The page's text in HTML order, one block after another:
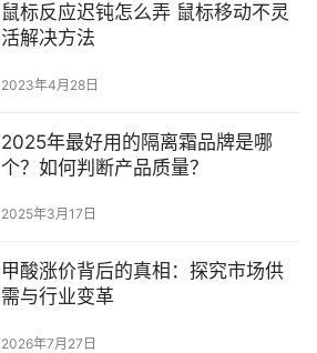
鼠标反应迟钝怎么弄 鼠标移动不灵
活解决方法
2023年4月28日
2025年最好用的隔离霜品牌是哪
个？如何判断产品质量？
2025年3月17日
甲酸涨价背后的真相：探究市场供
需与行业变革
2026年7月27日